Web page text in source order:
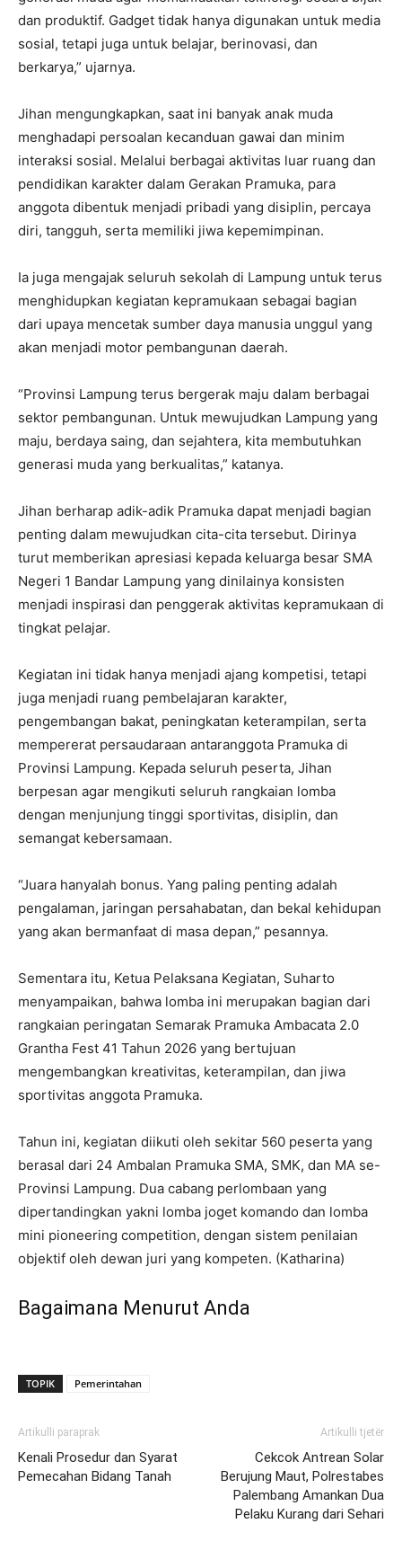
dan produktif. Gadget tidak hanya digunakan untuk media
sosial, tetapi juga untuk belajar, berinovasi, dan
berkarya,” ujarnya.
Jihan mengungkapkan, saat ini banyak anak muda
menghadapi persoalan kecanduan gawai dan minim
interaksi sosial. Melalui berbagai aktivitas luar ruang dan
pendidikan karakter dalam Gerakan Pramuka, para
anggota dibentuk menjadi pribadi yang disiplin, percaya
diri, tangguh, serta memiliki jiwa kepemimpinan.
Ia juga mengajak seluruh sekolah di Lampung untuk terus
menghidupkan kegiatan kepramukaan sebagai bagian
dari upaya mencetak sumber daya manusia unggul yang
akan menjadi motor pembangunan daerah.
“Provinsi Lampung terus bergerak maju dalam berbagai
sektor pembangunan. Untuk mewujudkan Lampung yang
maju, berdaya saing, dan sejahtera, kita membutuhkan
generasi muda yang berkualitas,” katanya.
Jihan berharap adik-adik Pramuka dapat menjadi bagian
penting dalam mewujudkan cita-cita tersebut. Dirinya
turut memberikan apresiasi kepada keluarga besar SMA
Negeri 1 Bandar Lampung yang dinilainya konsisten
menjadi inspirasi dan penggerak aktivitas kepramukaan di
tingkat pelajar.
Kegiatan ini tidak hanya menjadi ajang kompetisi, tetapi
juga menjadi ruang pembelajaran karakter,
pengembangan bakat, peningkatan keterampilan, serta
mempererat persaudaraan antaranggota Pramuka di
Provinsi Lampung. Kepada seluruh peserta, Jihan
berpesan agar mengikuti seluruh rangkaian lomba
dengan menjunjung tinggi sportivitas, disiplin, dan
semangat kebersamaan.
“Juara hanyalah bonus. Yang paling penting adalah
pengalaman, jaringan persahabatan, dan bekal kehidupan
yang akan bermanfaat di masa depan,” pesannya.
Sementara itu, Ketua Pelaksana Kegiatan, Suharto
menyampaikan, bahwa lomba ini merupakan bagian dari
rangkaian peringatan Semarak Pramuka Ambacata 2.0
Grantha Fest 41 Tahun 2026 yang bertujuan
mengembangkan kreativitas, keterampilan, dan jiwa
sportivitas anggota Pramuka.
Tahun ini, kegiatan diikuti oleh sekitar 560 peserta yang
berasal dari 24 Ambalan Pramuka SMA, SMK, dan MA se-
Provinsi Lampung. Dua cabang perlombaan yang
dipertandingkan yakni lomba joget komando dan lomba
mini pioneering competition, dengan sistem penilaian
objektif oleh dewan juri yang kompeten. (Katharina)
Bagaimana Menurut Anda
TOPIK Pemerintahan
Artikulli paraprak
Kenali Prosedur dan Syarat
Pemecahan Bidang Tanah
Artikulli tjetër
Cekcok Antrean Solar
Berujung Maut, Polrestabes
Palembang Amankan Dua
Pelaku Kurang dari Sehari